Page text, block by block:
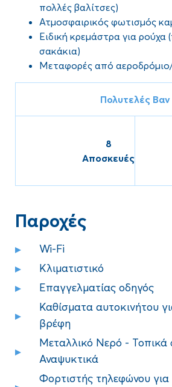
πολλές βαλίτσες)
Ατμοσφαιρικός φωτισμός
Ειδική κρεμάστρα για ρούχα
σακάκια)
Μεταφορές από αεροδρόμιο/
Πολυτελές Bαν
8
Αποσκευές
Παροχές
Wi-Fi
Κλιματιστικό
Επαγγελματίας οδηγός
Καθίσματα αυτοκινήτου
βρέφη
Μεταλλικό Νερό - Τοπικά
Αναψυκτικά
Φορτιστής τηλεφώνου